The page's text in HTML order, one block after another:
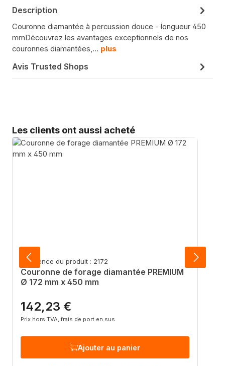
Description
Couronne diamantée à percussion douce - longueur 450
mmDécouvrez les avantages exceptionnels de nos
couronnes diamantées,… plus
Avis Trusted Shops
Sauter la galerie de produits
Les clients ont aussi acheté
Référence du produit : 2172
Couronne de forage diamantée PREMIUM
Ø 172 mm x 450 mm
Prix régulier :
142,23 €
Prix hors TVA, frais de port en sus
Ajouter au panier